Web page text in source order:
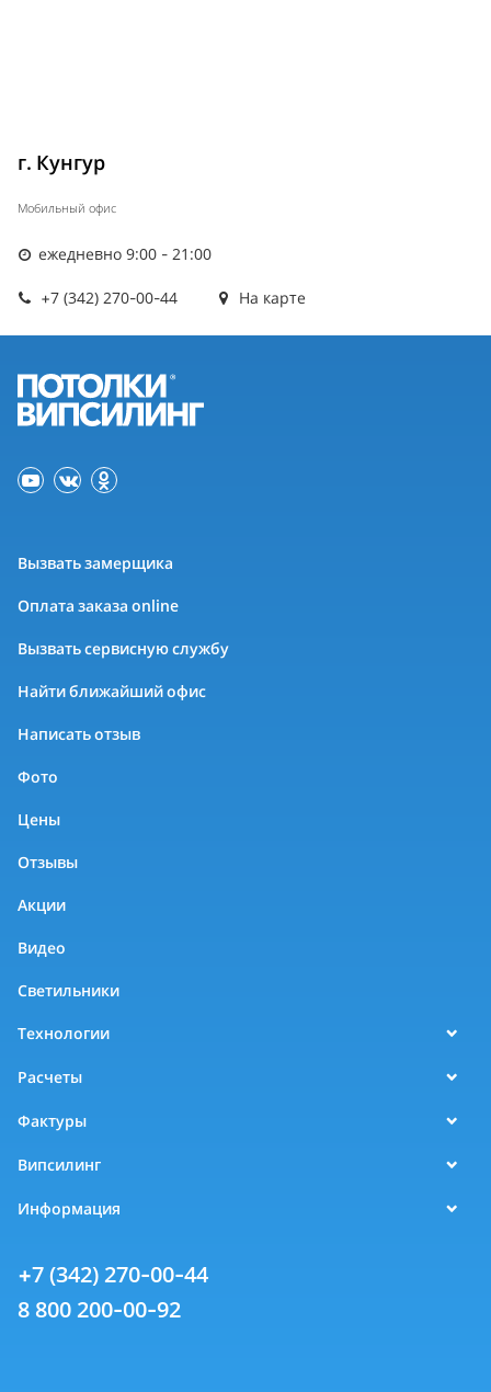
г. Кунгур
Мобильный офис
ежедневно 9:00 - 21:00
+7 (342) 270-00-44 На карте
Вызвать замерщика
Оплата заказа online
Вызвать сервисную службу
Найти ближайший офис
Написать отзыв
Фото
Цены
Отзывы
Акции
Видео
Светильники
Технологии
Расчеты
Фактуры
Випсилинг
Информация
+7 (342) 270-00-44
8 800 200-00-92